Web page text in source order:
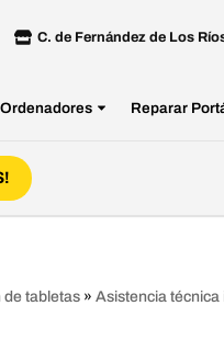
C. de Fernández de Los
Reparar
de tabletas » Asistencia técnica